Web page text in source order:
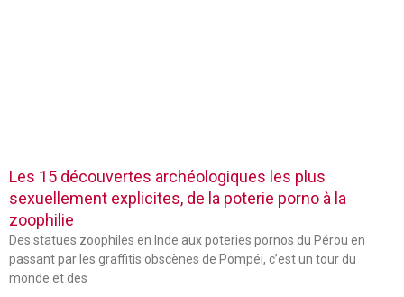
Les 15 découvertes archéologiques les plus
sexuellement explicites, de la poterie porno à la
zoophilie
Des statues zoophiles en Inde aux poteries pornos du Pérou en
passant par les graffitis obscènes de Pompéi, c’est un tour du
monde et des